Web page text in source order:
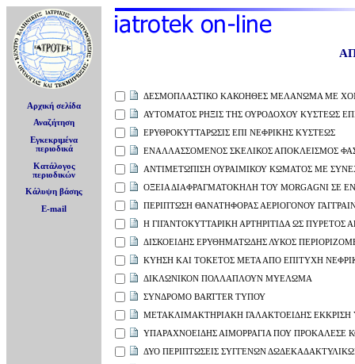
Αρχική σελίδα
Αναζήτηση
Εγκεκριμένα
περιοδικά
Κατάλογος
περιοδικών
Κάλυψη βάσης
E-mail
ΔΕΣΜΟΠΛΑΣΤΙΚΟ ΚΑΚΟΗΘΕΣ ΜΕΛΑΝΩΜΑ ΜΕ
ΑΥΤΟΜΑΤΟΣ ΡΗΞΙΣ ΤΗΣ ΟΥΡΟΔΟΧΟΥ ΚΥΣΤΕΩΣ
ΕΡΥΘΡΟΚΥΤΤΑΡΩΣΙΣ ΕΠΙ ΝΕΦΡΙΚΗΣ ΚΥΣΤΕΩΣ
ΕΝΑΛΛΑΣΣΟΜΕΝΟΣ ΣΚΕΛΙΚΟΣ ΑΠΟΚΛΕΙΣΜΟΣ
ΑΝΤΙΜΕΤΩΠΙΣΗ ΟΥΡΑΙΜΙΚΟΥ ΚΩΜΑΤΟΣ ΜΕ
ΟΞΕΙΑ ΔΙΑΦΡΑΓΜΑΤΟΚΗΛΗ ΤΟΥ MORGAGNI ΣΕ
ΠΕΡΙΠΤΩΣΗ ΘΑΝΑΤΗΦΟΡΑΣ ΑΕΡΙΟΓΟΝΟΥ
Η ΓΙΓΑΝΤΟΚΥΤΤΑΡΙΚΗ ΑΡΤΗΡΙΤΙΔΑ ΩΣ ΠΥΡΕΤΟΣ
ΔΙΣΚΟΕΙΔΗΣ ΕΡΥΘΗΜΑΤΩΔΗΣ ΛΥΚΟΣ
ΚΥΗΣΗ ΚΑΙ ΤΟΚΕΤΟΣ ΜΕΤΑ ΑΠΟ ΕΠΙΤΥΧΗ
ΔΙΚΛΩΝΙΚΟΝ ΠΟΛΛΑΠΛΟΥΝ ΜΥΕΛΩΜΑ
ΣΥΝΔΡΟΜΟ BARTTER ΤΥΠΟΥ
ΜΕΤΑΚΛΙΜΑΚΤΗΡΙΑΚΗ ΓΑΛΑΚΤΟΕΙΔΗΣ
ΥΠΑΡΑΧΝΟΕΙΔΗΣ ΑΙΜΟΡΡΑΓΙΑ ΠΟΥ ΠΡΟΚΑΛΕΣΕ
ΔΥΟ ΠΕΡΙΠΤΩΣΕΙΣ ΣΥΓΓΕΝΩΝ